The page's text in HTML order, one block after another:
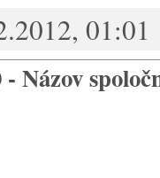
01:01
Názov